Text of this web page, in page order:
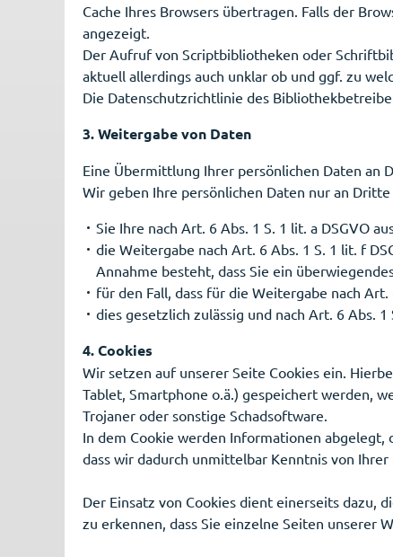
Cache Ihres Browsers übertragen. Falls der
angezeigt.
Der Aufruf von Scriptbibliotheken oder
aktuell allerdings auch unklar ob und ggf. zu
Die Datenschutzrichtlinie des
3. Weitergabe von Daten
Eine Übermittlung Ihrer persönlichen Daten an
Wir geben Ihre persönlichen Daten nur an
Sie Ihre nach Art. 6 Abs. 1 S. 1 lit. a DSGVO
die Weitergabe nach Art. 6 Abs. 1 S. 1 lit. f
Annahme besteht, dass Sie ein
für den Fall, dass für die Weitergabe nach
dies gesetzlich zulässig und nach Art. 6 Abs.
4. Cookies
Wir setzen auf unserer Seite Cookies ein.
Tablet, Smartphone o.ä.) gespeichert werden,
Trojaner oder sonstige Schadsoftware.
In dem Cookie werden Informationen
dass wir dadurch unmittelbar Kenntnis von
Der Einsatz von Cookies dient einerseits dazu,
zu erkennen, dass Sie einzelne Seiten unserer